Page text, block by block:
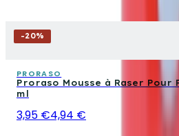
-20%
PRORASO
Proraso Mousse à Raser Pour
ml
3,95 €4,94 €